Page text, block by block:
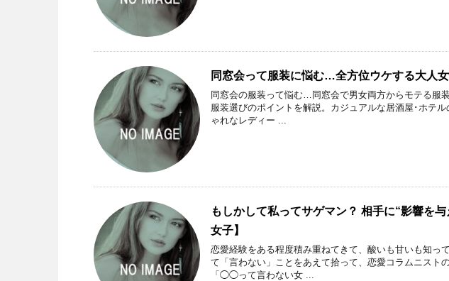
同窓会って服装に悩む…全方位ウケする大人
同窓会の服装って悩む…同窓会で男女両方からモテる服
服装選びのポイントを解説。カジュアルな居酒屋･ホテ
ゃれなレディー ...
もしかして私ってサゲマン？ 相手に“影響を
女子】
恋愛経験をある程度積み重ねてきて、酸いも甘いも知っ
て「言わない」ことをあえて拾って、恋愛コラムニスト
「◯◯って言わない女 ...